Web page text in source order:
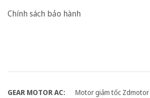
Chính sách bảo hành
GEAR MOTOR AC:
Motor giảm tốc Zdmotor